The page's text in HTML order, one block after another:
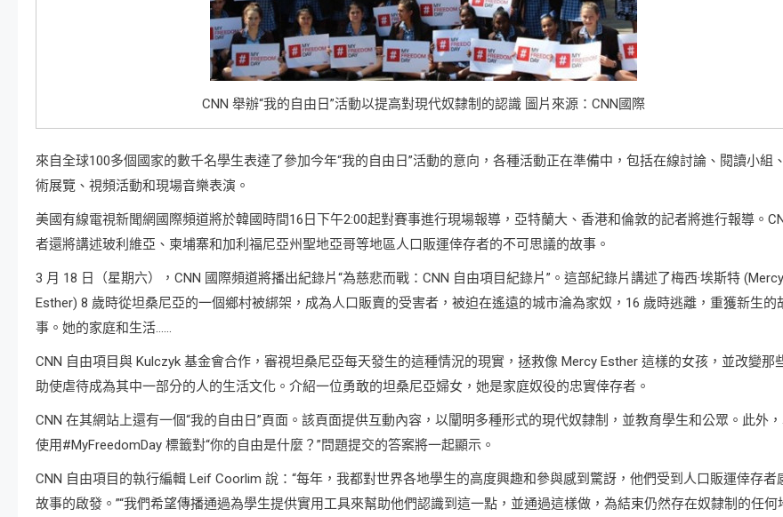
CNN 舉辦“我的自由日”活動以提高對現代奴隸制的認識 圖片來源：CNN國際
來自全球100多個國家的數千名學生表達了參加今年“我的自由日”活動的意向，各種活動正在準備中，包括在線討論、閱讀小組
術展覽、視頻活動和現場音樂表演。
美國有線電視新聞網國際頻道將於韓國時間16日下午2:00起對賽事進行現場報導，亞特蘭大、香港和倫敦的記者將進行報導。
者還將講述玻利維亞、柬埔寨和加利福尼亞州聖地亞哥等地區人口販運倖存者的不可思議的故事。
3 月 18 日（星期六），CNN 國際頻道將播出紀錄片“為慈悲而戰：CNN 自由項目紀錄片”。這部紀錄片講述了梅西·埃斯特 (Mercy
Esther) 8 歲時從坦桑尼亞的一個鄉村被綁架，成為人口販賣的受害者，被迫在遙遠的城市淪為家奴，16 歲時逃離，重獲新生的
事。她的家庭和生活……
CNN 自由項目與 Kulczyk 基金會合作，審視坦桑尼亞每天發生的這種情況的現實，拯救像 Mercy Esther 這樣的女孩，並改變那
助使虐待成為其中一部分的人的生活文化。介紹一位勇敢的坦桑尼亞婦女，她是家庭奴役的忠實倖存者。
CNN 在其網站上還有一個“我的自由日”頁面。該頁面提供互動內容，以闡明多種形式的現代奴隸制，並教育學生和公眾。此外
使用#MyFreedomDay 標籤對“你的自由是什麼？”問題提交的答案將一起顯示。
CNN 自由項目的執行編輯 Leif Coorlim 說：“每年，我都對世界各地學生的高度興趣和參與感到驚訝，他們受到人口販運倖存者
故事的啟發。”“我們希望傳播通過為學生提供實用工具來幫助他們認識到這一點，並通過這樣做，為結束仍然存在奴隸制的任何